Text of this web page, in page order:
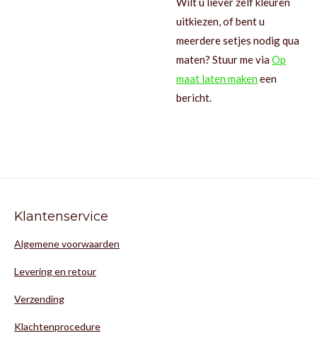
uitkiezen, of bent u
meerdere setjes nodig qua
maten? Stuur me viaOp
maat laten maken een
bericht.
Klantenservice
Algemene voorwaarden
Levering en retour
Verzending
Klachtenprocedure